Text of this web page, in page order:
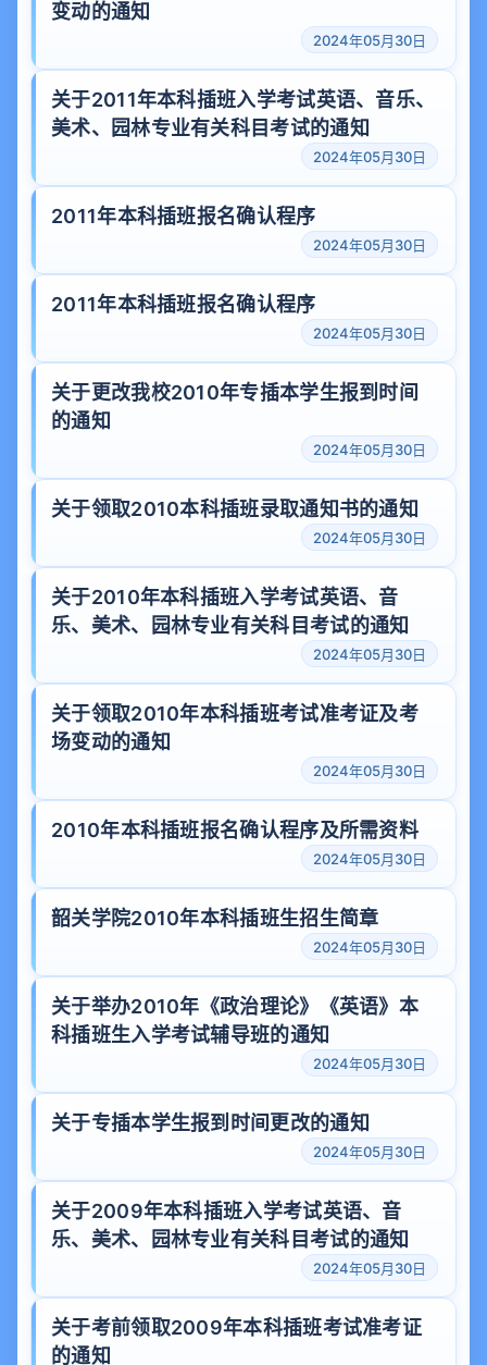
变动的通知
2024年05月30日
关于2011年本科插班入学考试英语、音乐、
美术、园林专业有关科目考试的通知
2024年05月30日
2011年本科插班报名确认程序
2024年05月30日
2011年本科插班报名确认程序
2024年05月30日
关于更改我校2010年专插本学生报到时间
的通知
2024年05月30日
关于领取2010本科插班录取通知书的通知
2024年05月30日
关于2010年本科插班入学考试英语、音
乐、美术、园林专业有关科目考试的通知
2024年05月30日
关于领取2010年本科插班考试准考证及考
场变动的通知
2024年05月30日
2010年本科插班报名确认程序及所需资料
2024年05月30日
韶关学院2010年本科插班生招生简章
2024年05月30日
关于举办2010年《政治理论》《英语》本
科插班生入学考试辅导班的通知
2024年05月30日
关于专插本学生报到时间更改的通知
2024年05月30日
关于2009年本科插班入学考试英语、音
乐、美术、园林专业有关科目考试的通知
2024年05月30日
关于考前领取2009年本科插班考试准考证
的通知